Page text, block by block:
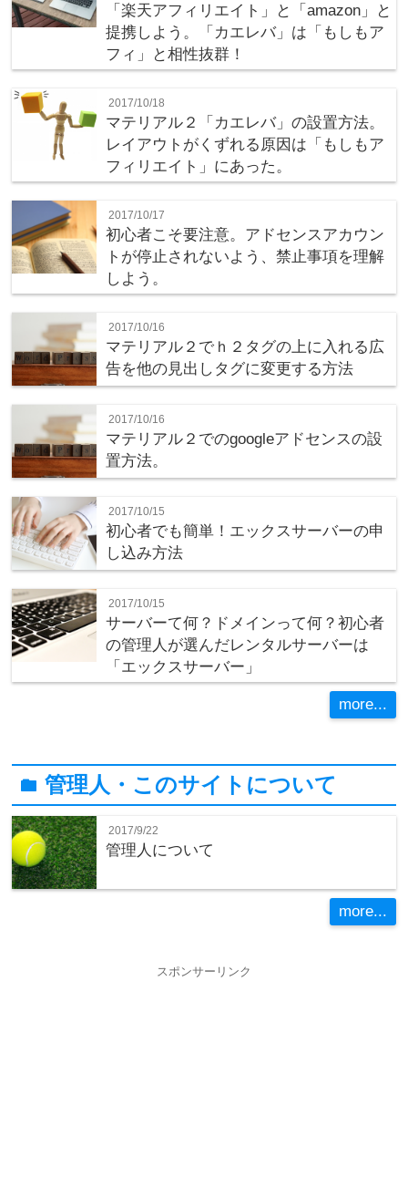
「楽天アフィリエイト」と「amazon」と
提携しよう。「カエレバ」は「もしもア
フィ」と相性抜群！
2017/10/18
マテリアル２「カエレバ」の設置方法。
レイアウトがくずれる原因は「もしもア
フィリエイト」にあった。
2017/10/17
初心者こそ要注意。アドセンスアカウン
トが停止されないよう、禁止事項を理解
しよう。
2017/10/16
マテリアル２でｈ２タグの上に入れる広
告を他の見出しタグに変更する方法
2017/10/16
マテリアル２でのgoogleアドセンスの設
置方法。
2017/10/15
初心者でも簡単！エックスサーバーの申
し込み方法
2017/10/15
サーバーて何？ドメインって何？初心者
の管理人が選んだレンタルサーバーは
「エックスサーバー」
more...
folder管理人・このサイトについて
2017/9/22
管理人について
more...
スポンサーリンク